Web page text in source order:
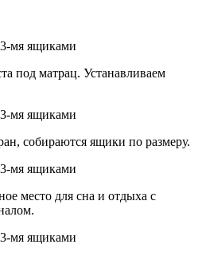
под матрац. Устанавливаем
собираются ящики по размеру.
место для сна и отдыха с